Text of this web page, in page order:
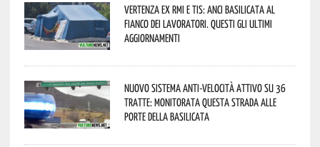
Vertenza ex RMI e TIS: ANCI Basilicata al
fianco dei lavoratori. Questi gli ultimi
aggiornamenti
Nuovo sistema anti-velocità attivo su 36
tratte: monitorata questa strada alle
porte della Basilicata